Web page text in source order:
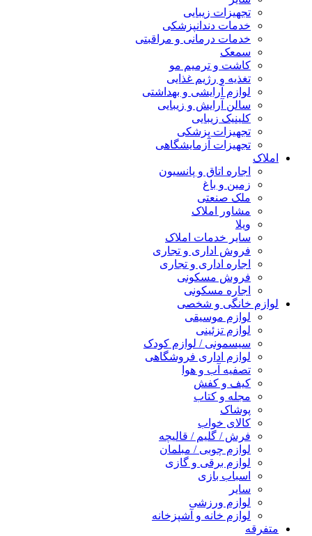
تجهیزات زیبایی
خدمات دندانپزشکی
خدمات درمانی و مراقبتی
سمعک
کاشت و ترمیم مو
تغذیه و رژیم غذایی
لوازم آرایشی و بهداشتی
سالن آرایش و زیبایی
کلینیک زیبایی
تجهیزات پزشکی
تجهیزات آزمایشگاهی
املاک
اجاره اتاق و پانسیون
زمین و باغ
ملک صنعتی
مشاور املاک
ویلا
سایر خدمات املاک
فروش اداری و تجاری
اجاره اداری و تجاری
فروش مسکونی
اجاره مسکونی
لوازم خانگی و شخصی
لوازم موسیقی
لوازم تزئینی
سیسمونی / لوازم کودک
لوازم اداری فروشگاهی
تصفیه آب و هوا
کیف و کفش
مجله و کتاب
پوشاک
کالای خواب
فرش / گلیم / قالیچه
لوازم چوبی / مبلمان
لوازم برقی و گازی
اسباب بازی
سایر
لوازم ورزشی
لوازم خانه و آشپزخانه
متفرقه